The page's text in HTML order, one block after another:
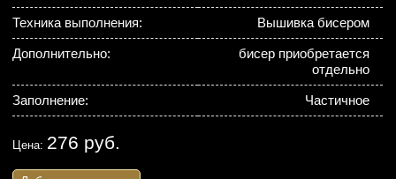
Техника выполнения: Вышивка бисером
Дополнительно:
бисер приобретается
отдельно
Заполнение: Частичное
Цена: 276 руб.